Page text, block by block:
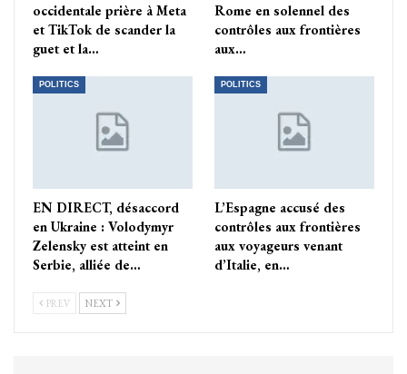
occidentale prière à Meta
et TikTok de scander la
guet et la…
Rome en solennel des
contrôles aux frontières
aux…
POLITICS
EN DIRECT, désaccord
en Ukraine : Volodymyr
Zelensky est atteint en
Serbie, alliée de…
POLITICS
L’Espagne accusé des
contrôles aux frontières
aux voyageurs venant
d’Italie, en…
PREV NEXT